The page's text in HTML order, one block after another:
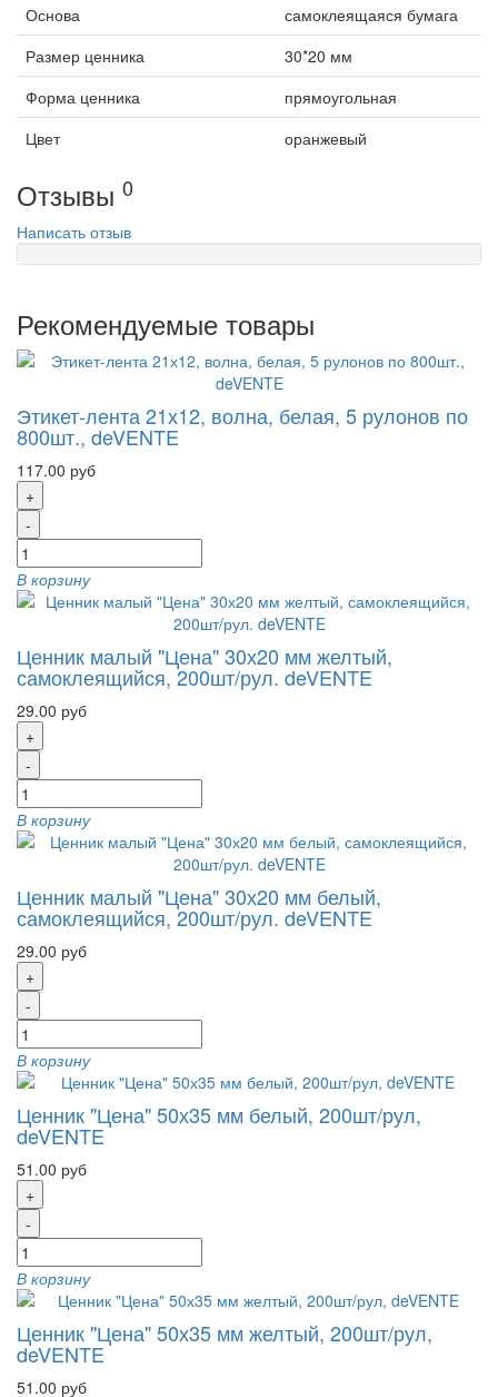
Основа
самоклеящаяся бумага
Размер ценника
30*20 мм
Форма ценника
прямоугольная
Цвет
оранжевый
Отзывы 0
Написать отзыв
Рекомендуемые товары
Этикет-лента 21х12, волна, белая, 5 рулонов по
800шт., deVENTE
117.00 руб
+
-
В корзину
Ценник малый "Цена" 30х20 мм желтый,
самоклеящийся, 200шт/рул. deVENTE
29.00 руб
+
-
В корзину
Ценник малый "Цена" 30х20 мм белый,
самоклеящийся, 200шт/рул. deVENTE
29.00 руб
+
-
В корзину
Ценник "Цена" 50х35 мм белый, 200шт/рул,
deVENTE
51.00 руб
+
-
В корзину
Ценник "Цена" 50х35 мм желтый, 200шт/рул,
deVENTE
51.00 руб